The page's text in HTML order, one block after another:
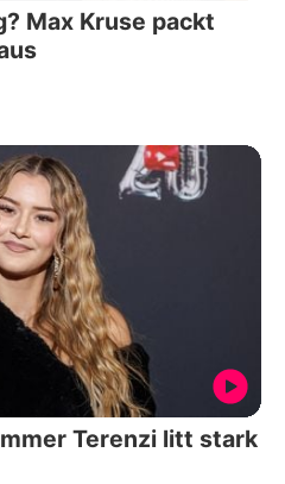
Max Kruse packt
Terenzi litt stark